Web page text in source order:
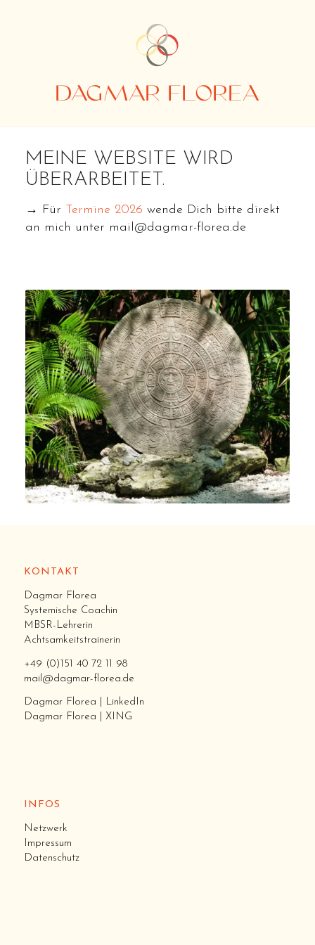
MEINE WEBSITE WIRD
ÜBERARBEITET.
→ Für Ter­mi­ne 2026 wen­de Dich bit­te di­rekt
an mich un­ter mail@dagmar-florea.de
KONTAKT
Dag­mar Flo­rea
Sys­te­mi­sche Coa­chin
MBSR-Leh­re­rin
Acht­sam­keits­trai­ne­rin
+49 (0)151 40 72 11 98
mail@dagmar-florea.de
Dag­mar Flo­rea | Lin­ke­dIn
Dag­mar Flo­rea | XING
INFOS
Netz­werk
Im­pres­sum
Da­ten­schutz